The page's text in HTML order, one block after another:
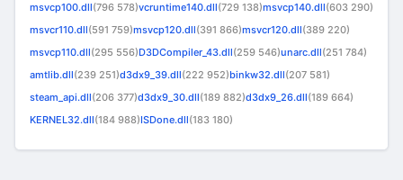
msvcp100.dll(796 578)vcruntime140.dll(729 138)msvcp140.dll(603 290)
msvcr110.dll(591 759)msvcp120.dll(391 866)msvcr120.dll(389 220)
msvcp110.dll(295 556)D3DCompiler_43.dll(259 546)unarc.dll(251 784)
amtlib.dll(239 251)d3dx9_39.dll(222 952)binkw32.dll(207 581)
steam_api.dll(206 377)d3dx9_30.dll(189 882)d3dx9_26.dll(189 664)
KERNEL32.dll(184 988)ISDone.dll(183 180)